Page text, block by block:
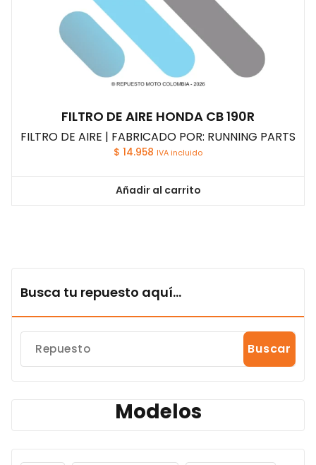
FILTRO DE AIRE HONDA CB 190R
FILTRO DE AIRE | FABRICADO POR: RUNNING PARTS
$ 14.958 IVA incluido
Añadir al carrito
Busca tu repuesto aquí...
Buscar
Modelos